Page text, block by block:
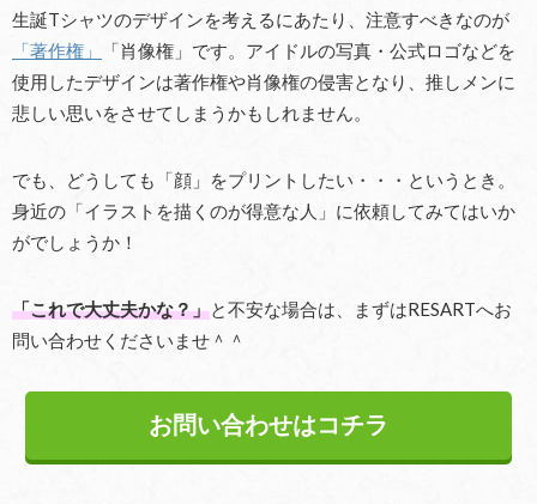
生誕Tシャツのデザインを考えるにあたり、注意すべきなのが
「著作権」
「肖像権」です。アイドルの写真・公式ロゴなどを
使用したデザインは著作権や肖像権の侵害となり、推しメンに
悲しい思いをさせてしまうかもしれません。
でも、どうしても「顔」をプリントしたい・・・というとき。
身近の「イラストを描くのが得意な人」に依頼してみてはいか
がでしょうか！
「これで大丈夫かな？」と不安な場合は、まずはRESARTへお
問い合わせくださいませ＾＾
お問い合わせはコチラ